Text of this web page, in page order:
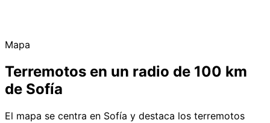
Mapa
Terremotos en un radio de 100 km
de Sofía
El mapa se centra en Sofía y destaca los terremotos